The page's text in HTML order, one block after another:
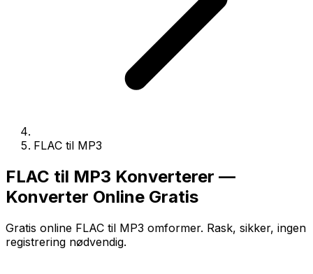
FLAC til MP3
FLAC til MP3 Konverterer —
Konverter Online Gratis
Gratis online FLAC til MP3 omformer. Rask, sikker, ingen
registrering nødvendig.